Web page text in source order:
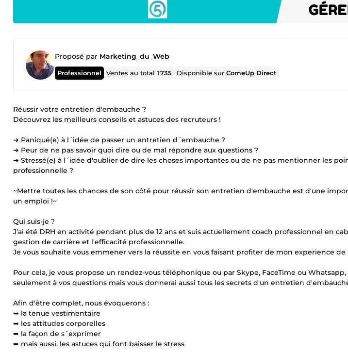
Proposé par Marketing_du_Web
Professionnel Ventes au total1 735 Disponible surComeUp Direct
Réussir votre entretien d'embauche ?
Découvrez les meilleurs conseils et astuces des recruteurs !
➔ Paniqué(e) à l´idée de passer un entretien d´embauche ?
➔ Peur de ne pas savoir quoi dire ou de mal répondre aux questions ?
➔ Stressé(e) à l´idée d'oublier de dire les choses importantes ou de ne pas mentionner les
professionnelle ?
~Mettre toutes les chances de son côté pour réussir son entretien d'embauche est d'une
un emploi !~
Qui suis-je ?
J'ai été DRH en activité pendant plus de 12 ans et suis actuellement coach professionnel en
gestion de carrière et l'efficacité professionnelle.
Je vous souhaite vous emmener vers la réussite en vous faisant profiter de mon experience de
Pour cela, je vous propose un rendez-vous téléphonique ou par Skype, FaceTime ou
seulement à vos questions mais vous donnerai aussi tous les secrets d'un entretien
Afin d'être complet, nous évoquerons :
➥ la tenue vestimentaire
➥ les attitudes corporelles
➥ la façon de s´exprimer
➥ mais aussi, les astuces qui font baisser le stress